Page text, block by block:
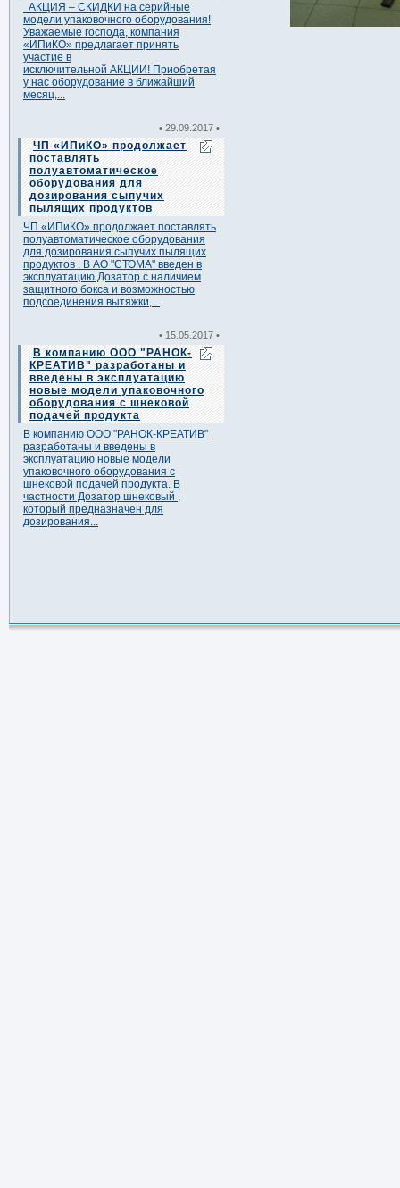
АКЦИЯ – СКИДКИ на серийные
модели упаковочного оборудования!
Уважаемые господа, компания
«ИПиКО» предлагает принять
участие в
исключительной АКЦИИ! Приобретая
у нас оборудование в ближайший
месяц,...
• 29.09.2017 •
ЧП «ИПиКО» продолжает
поставлять
полуавтоматическое
оборудования для
дозирования сыпучих
пылящих продуктов
ЧП «ИПиКО» продолжает поставлять
полуавтоматическое оборудования
для дозирования сыпучих пылящих
продуктов . В АО "СТОМА" введен в
эксплуатацию Дозатор с наличием
защитного бокса и возможностью
подсоединения вытяжки,...
• 15.05.2017 •
В компанию ООО "РАНОК-
КРЕАТИВ" разработаны и
введены в эксплуатацию
новые модели упаковочного
оборудования с шнековой
подачей продукта
В компанию ООО "РАНОК-КРЕАТИВ"
разработаны и введены в
эксплуатацию новые модели
упаковочного оборудования с
шнековой подачей продукта. В
частности Дозатор шнековый ,
который предназначен для
дозирования...